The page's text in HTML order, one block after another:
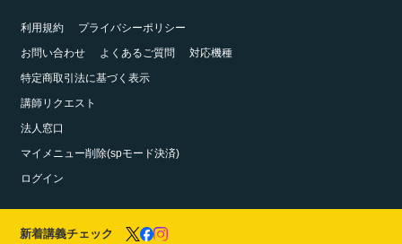
利用規約
プライバシーポリシー
お問い合わせ
よくあるご質問
対応機種
特定商取引法に基づく表示
講師リクエスト
法人窓口
マイメニュー削除(spモード決済)
ログイン
新着講義チェック